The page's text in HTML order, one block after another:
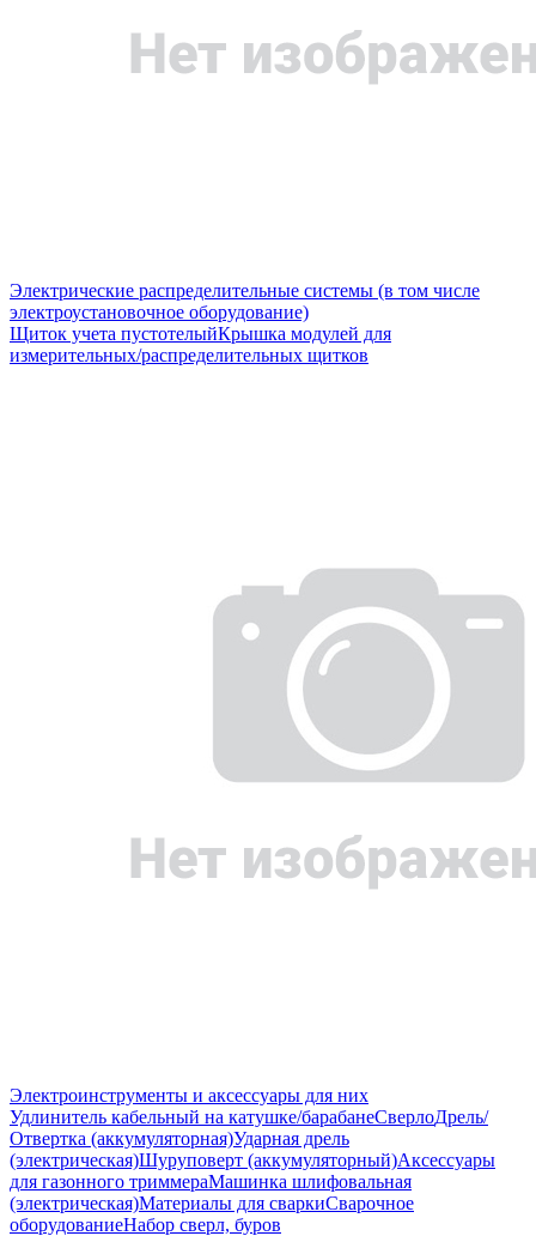
Электрические распределительные системы (в том числе
электроустановочное оборудование)
Щиток учета пустотелыйКрышка модулей для
измерительных/распределительных щитков
Электроинструменты и аксессуары для них
Удлинитель кабельный на катушке/барабанеСверлоДрель/
Отвертка (аккумуляторная)Ударная дрель
(электрическая)Шуруповерт (аккумуляторный)Аксессуары
для газонного триммераМашинка шлифовальная
(электрическая)Материалы для сваркиСварочное
оборудованиеНабор сверл, буров